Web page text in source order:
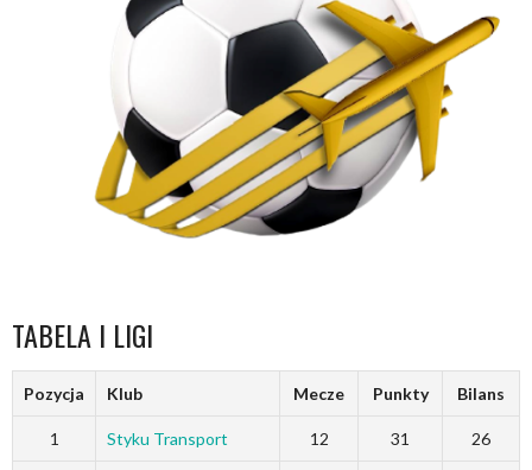
TABELA I LIGI
Pozycja Klub Mecze Punkty Bilans
1 Styku Transport 12 31 26